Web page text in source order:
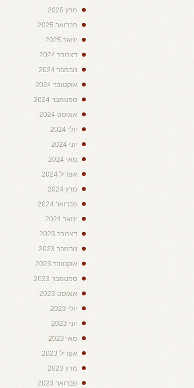
מרץ 2025
פברואר 2025
ינואר 2025
דצמבר 2024
נובמבר 2024
אוקטובר 2024
ספטמבר 2024
אוגוסט 2024
יולי 2024
יוני 2024
מאי 2024
אפריל 2024
מרץ 2024
פברואר 2024
ינואר 2024
דצמבר 2023
נובמבר 2023
אוקטובר 2023
ספטמבר 2023
אוגוסט 2023
יולי 2023
יוני 2023
מאי 2023
אפריל 2023
מרץ 2023
פברואר 2023